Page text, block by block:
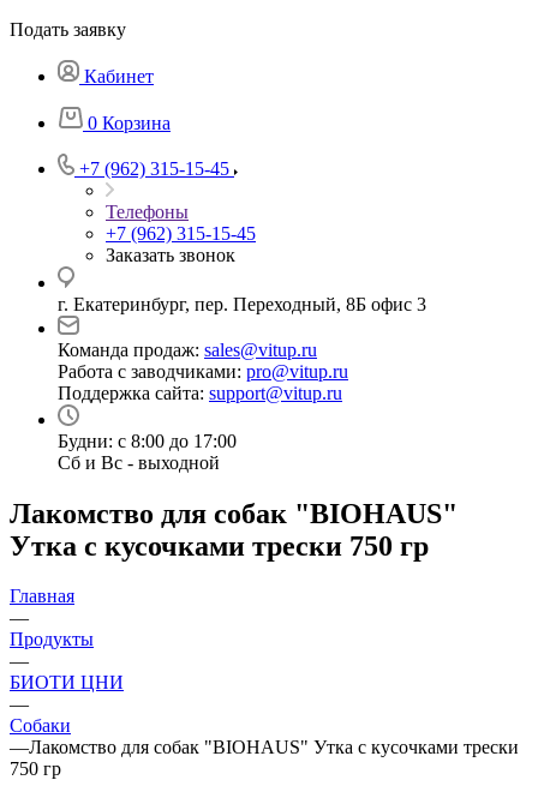
Подать заявку
Кабинет
0 Корзина
+7 (962) 315-15-45
Телефоны
+7 (962) 315-15-45
Заказать звонок
г. Екатеринбург, пер. Переходный, 8Б офис 3
Команда продаж: sales@vitup.ru
Работа с заводчиками: pro@vitup.ru
Поддержка сайта: support@vitup.ru
Будни: с 8:00 до 17:00
Сб и Вс - выходной
Лакомство для собак "BIOHAUS"
Утка с кусочками трески 750 гр
Главная
—
Продукты
—
БИОТИ ЦНИ
—
Собаки
—Лакомство для собак "BIOHAUS" Утка с кусочками трески
750 гр